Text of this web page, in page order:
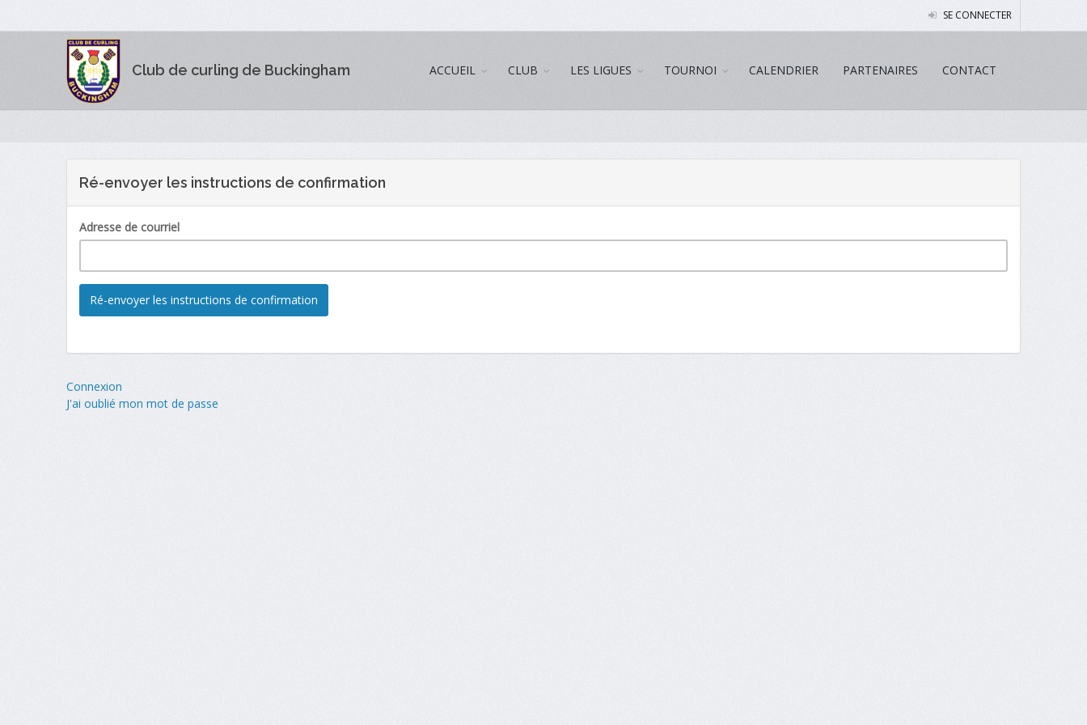
SE CONNECTER
Club de curling de Buckingham ACCUEIL CLUB LES LIGUES TOURNOI CALENDRIER PARTENAIRES CONTACT
Ré-envoyer les instructions de confirmation
Adresse de courriel
Connexion
J'ai oublié mon mot de passe